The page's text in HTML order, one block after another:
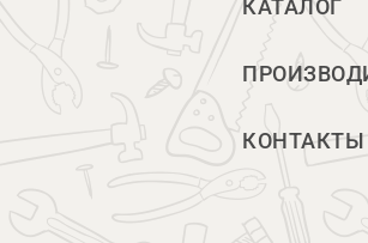
КАТАЛОГ
КОНТАКТЫ